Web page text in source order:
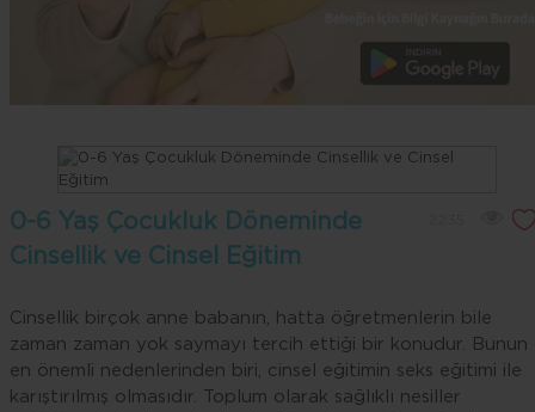
0-6 Yaş Çocukluk Döneminde
Cinsellik ve Cinsel Eğitim
Cinsellik birçok anne babanın, hatta öğretmenlerin bile
zaman zaman yok saymayı tercih ettiği bir konudur. Bunun
en önemli nedenlerinden biri, cinsel eğitimin seks eğitimi ile
karıştırılmış olmasıdır. Toplum olarak sağlıklı nesiller